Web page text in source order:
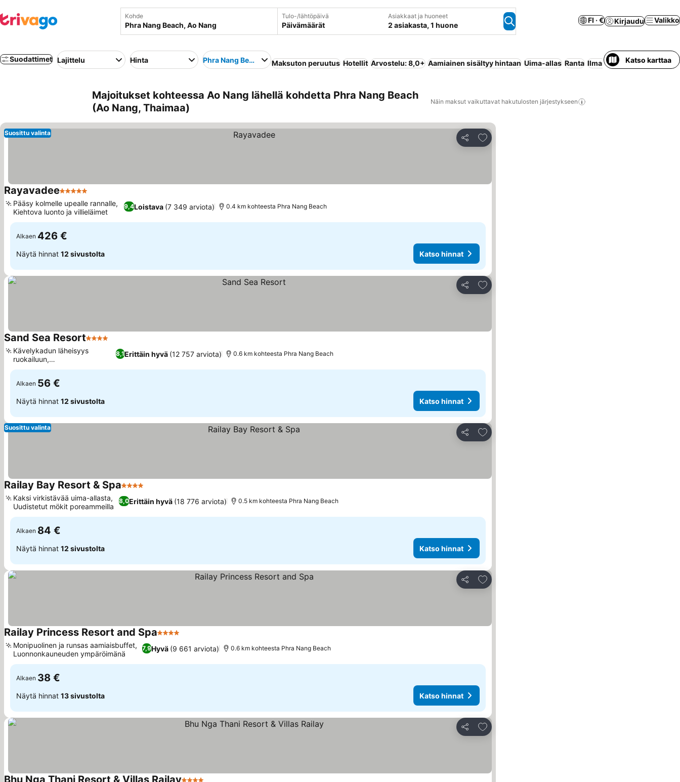
Kohde Tulo-/lähtöpäivä
Päivämäärät
Asiakkaat ja huoneet
2 asiakasta, 1 huone
FI · € Kirjaudu Valikko
Suodattimet Lajittelu Hinta Phra Nang Beach Maksuton peruutus Hotellit Arvostelu: 8,0+ Aamiainen sisältyy hintaan Uima-allas Ranta Ilmastointi Lomakeskus
Katso karttaa
Majoitukset kohteessa Ao Nang lähellä kohdetta Phra Nang Beach
(Ao Nang, Thaimaa)
Näin maksut vaikuttavat hakutulosten järjestykseen
Jaa
Lisää suosikkeihin
Suosittu valinta
Rayavadee5 Tähtiluokitus
9,4Loistava (7 349 arviota)
Pääsy kolmelle upealle rannalle,
Kiehtova luonto ja villieläimet
0.4 km kohteesta Phra Nang Beach
Alkaen 426 €
Näytä hinnat 12 sivustolta Katso hinnat
Jaa
Lisää suosikkeihin
Sand Sea Resort4 Tähtiluokitus
8,1Erittäin hyvä (12 757 arviota)
Kävelykadun läheisyys
ruokailuun,
Rantaravintolakokemus
0.6 km kohteesta Phra Nang Beach
Alkaen 56 €
Näytä hinnat 12 sivustolta Katso hinnat
Jaa
Lisää suosikkeihin
Suosittu valinta
Railay Bay Resort & Spa4 Tähtiluokitus
8,0Erittäin hyvä (18 776 arviota)
Kaksi virkistävää uima-allasta,
Uudistetut mökit poreammeilla
0.5 km kohteesta Phra Nang Beach
Alkaen 84 €
Näytä hinnat 12 sivustolta Katso hinnat
Jaa
Lisää suosikkeihin
Railay Princess Resort and Spa4 Tähtiluokitus
7,9Hyvä (9 661 arviota)
Monipuolinen ja runsas aamiaisbuffet,
Luonnonkauneuden ympäröimänä
0.6 km kohteesta Phra Nang Beach
Alkaen 38 €
Näytä hinnat 13 sivustolta Katso hinnat
Jaa
Lisää suosikkeihin
Bhu Nga Thani Resort & Villas Railay